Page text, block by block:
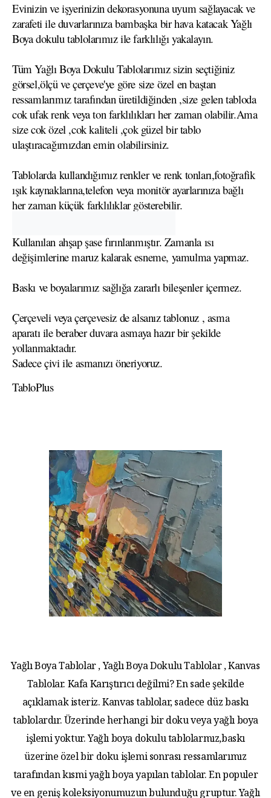
Evinizin ve işyerinizin dekorasyonuna uyum sağlayacak ve
zarafeti ile duvarlarınıza bambaşka bir hava katacak Yağlı
Boya dokulu tablolarımız ile farklılığı yakalayın.
Tüm Yağlı Boya Dokulu Tablolarımız sizin seçtiğiniz
görsel,ölçü ve çerçeve'ye göre size özel en baştan
ressamlarımız tarafından üretildiğinden ,size gelen tabloda
cok ufak renk veya ton farklılıkları her zaman olabilir.Ama
size cok özel ,cok kaliteli ,çok güzel bir tablo
ulaştıracağımızdan emin olabilirsiniz.
Tablolarda kullandığımız renkler ve renk tonları,fotoğrafik
ışık kaynaklarına,telefon veya monitör ayarlarınıza bağlı
her zaman küçük farklılıklar gösterebilir.
Kullanılan ahşap şase fırınlanmıştır. Zamanla ısı
değişimlerine maruz kalarak esneme, yamulma yapmaz.
Baskı ve boyalarımız sağlığa zararlı bileşenler içermez.
Çerçeveli veya çerçevesiz de alsanız tablonuz , asma
aparatı ile beraber duvara asmaya hazır bir şekilde
yollanmaktadır.
Sadece çivi ile asmanızı öneriyoruz.
TabloPlus
Yağlı Boya Tablolar , Yağlı Boya Dokulu Tablolar , Kanvas
Tablolar. Kafa Karıştırıcı değilmi? En sade şekilde
açıklamak isteriz. Kanvas tablolar, sadece düz baskı
tablolardır. Üzerinde herhangi bir doku veya yağlı boya
işlemi yoktur. Yağlı boya dokulu tablolarmız,baskı
üzerine özel bir doku işlemi sonrası ressamlarımız
tarafından kısmi yağlı boya yapılan tablolar. En populer
ve en geniş koleksiyonumuzun bulunduğu gruptur. Yağlı